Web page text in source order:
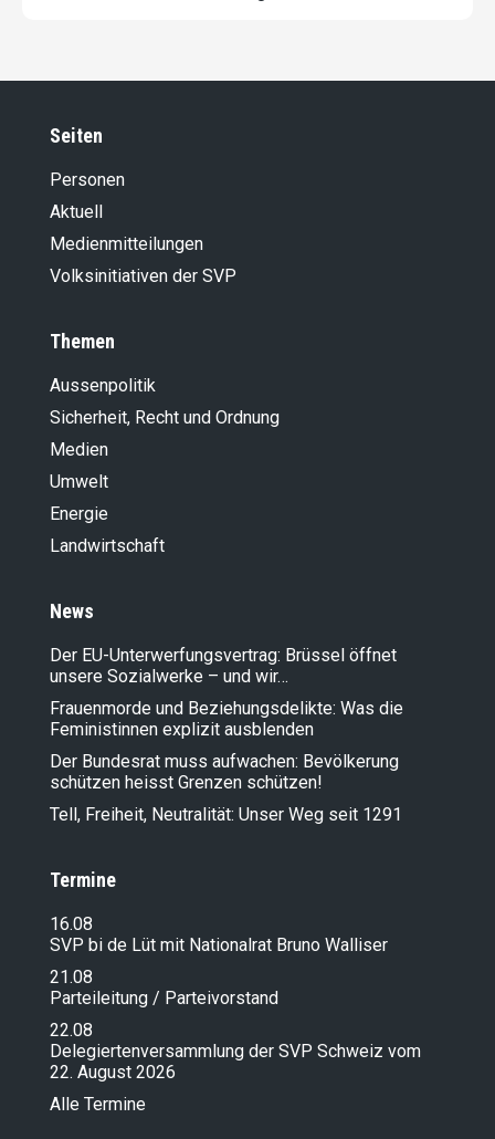
Seiten
Personen
Aktuell
Medienmitteilungen
Volksinitiativen der SVP
Themen
Aussenpolitik
Sicherheit, Recht und Ordnung
Medien
Umwelt
Energie
Landwirt­schaft
News
Der EU-Unterwerfungsvertrag: Brüssel öffnet
unsere Sozialwerke – und wir…
Frauenmorde und Beziehungsdelikte: Was die
Feministinnen explizit ausblenden
Der Bundesrat muss aufwachen: Bevölkerung
schützen heisst Grenzen schützen!
Tell, Freiheit, Neutralität: Unser Weg seit 1291
Termine
16.08
SVP bi de Lüt mit Nationalrat Bruno Walliser
21.08
Parteileitung / Parteivorstand
22.08
Delegiertenversammlung der SVP Schweiz vom
22. August 2026
Alle Termine